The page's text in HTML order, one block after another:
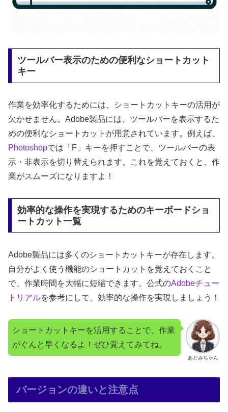
ツールバー表示のための便利なショートカット
キー
作業を効率化するためには、ショートカットキーの活用が
欠かせません。Adobe製品には、ツールバーを表示するた
めの便利なショートカットが用意されています。例えば、
Photoshopでは「F」キーを押すことで、ツールバーの表
示・非表示を切り替えられます。これを覚えておくと、作
業がスムーズになりますよ！
効率的な操作を実現するためのキーボードショ
ートカット一覧
Adobe製品には多くのショートカットキーが存在します。
自分がよく使う機能のショートカットを覚えておくこと
で、作業時間を大幅に短縮できます。公式のAdobeチュー
トリアルを参考にして、効率的な操作を実現しましょう！
あどみちゃん
ショートカットキーを活用することで、作業
がぐんと早くなるよ！ぜひ覚えてみてね。
バージョンの違いと注意点